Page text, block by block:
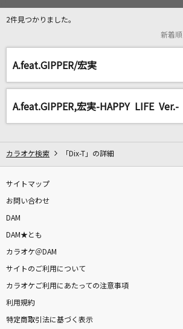
リアルタイムで歌われている曲
真夏の夜の夢
松任谷由実(荒井由実)
AI
ドレミファだいじょーぶ
B.B.クィーンズ(B.B.QUEENS)
[生音]イルミネーション
綺羅
2件見つかりました。
新着順
A.feat.GIPPER/宏実
A.feat.GIPPER,宏実-HAPPY LIFE Ver.-
カラオケ検索 「Dix-T」の詳細
サイトマップ
お問い合わせ
DAM
DAM★とも
カラオケ＠DAM
サイトのご利用について
カラオケご利用にあたっての注意事項
利用規約
特定商取引法に基づく表示